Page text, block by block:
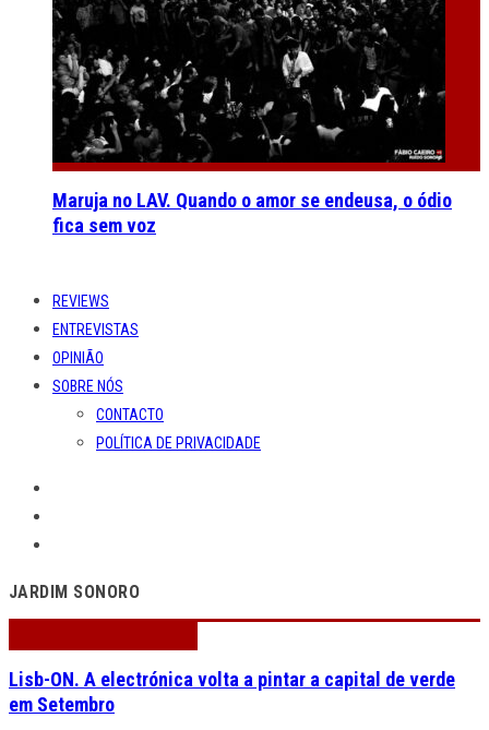
Maruja no LAV. Quando o amor se endeusa, o ódio
fica sem voz
REVIEWS
ENTREVISTAS
OPINIÃO
SOBRE NÓS
CONTACTO
POLÍTICA DE PRIVACIDADE
JARDIM SONORO
Lisb-ON. A electrónica volta a pintar a capital de verde
em Setembro